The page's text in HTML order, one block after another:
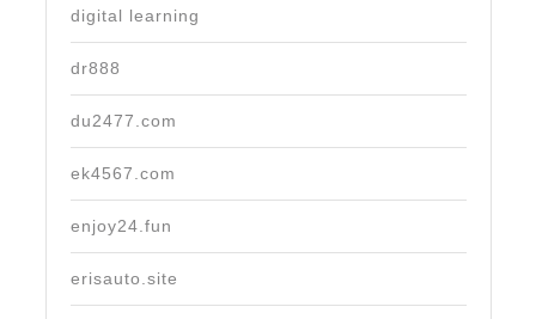
digital learning
dr888
du2477.com
ek4567.com
enjoy24.fun
erisauto.site